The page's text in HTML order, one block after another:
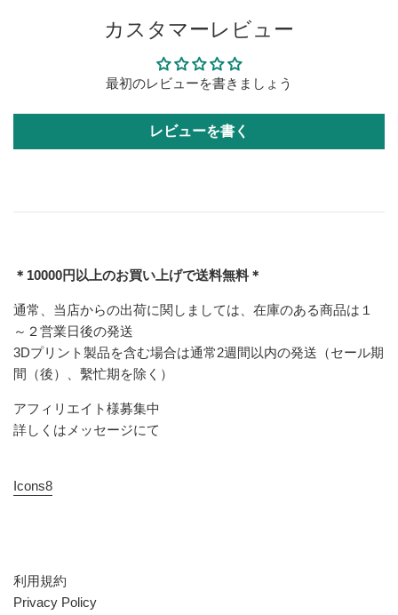
カスタマーレビュー
最初のレビューを書きましょう
レビューを書く
＊10000円以上のお買い上げで送料無料＊
通常、当店からの出荷に関しましては、在庫のある商品は１
～２営業日後の発送
3Dプリント製品を含む場合は通常2週間以内の発送（セール期
間（後）、繫忙期を除く）
アフィリエイト様募集中
詳しくはメッセージにて
Icons8
利用規約
Privacy Policy